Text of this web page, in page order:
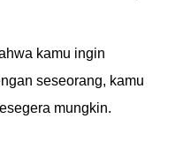
kamu ingin
seseorang, kamu
mungkin.